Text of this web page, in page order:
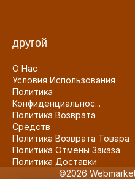
другой
О Нас
Условия Использования
Политика
Конфиденциальнос...
Политика Возврата
Средств
Политика Возврата Товара
Политика Отмены Заказа
Политика Доставки
©2026